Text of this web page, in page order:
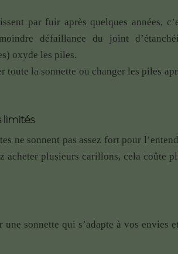
fonctionnement de ma sonnette car je
étant à 100m et derrière ce support
l’équipe ?
29 mai 2018
– Sonnette RDVS
nickel.
c’est bien même si pour moi il y
se comportera la sonnette en
– Sonnette RDVS
très rapide. Le SAV téléphonique est
sur ce modèle.
qui permettent de plaire à tout le
par fuir après quelques années,
défaillance du joint
oxyde les piles.
toute la sonnette ou changer les piles
limités
ne sonnent pas assez fort pour
acheter plusieurs carillons, cela coûte
sonnette qui s’adapte à vos envies